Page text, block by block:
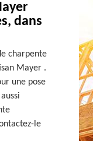
dans
charpente
Mayer .
une pose
le